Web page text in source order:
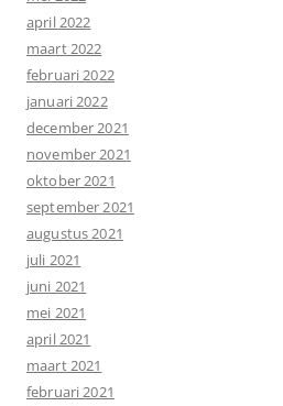
april 2022
maart 2022
februari 2022
januari 2022
december 2021
november 2021
oktober 2021
september 2021
augustus 2021
juli 2021
juni 2021
mei 2021
april 2021
maart 2021
februari 2021